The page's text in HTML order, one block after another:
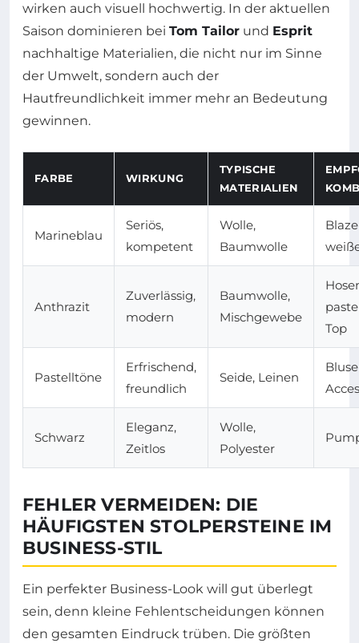
wirken auch visuell hochwertig. In der aktuellen
Saison dominieren bei Tom Tailor und Esprit
nachhaltige Materialien, die nicht nur im Sinne
der Umwelt, sondern auch der
Hautfreundlichkeit immer mehr an Bedeutung
gewinnen.
FARBE WIRKUNG
TYPISCHE
MATERIALIEN
Marineblau
Seriös,
kompetent
Wolle,
Baumwolle
Anthrazit
Zuverlässig,
modern
Baumwolle,
Mischgewebe
Top
Pastelltöne
Erfrischend,
freundlich
Seide, Leinen
Schwarz
Eleganz,
Zeitlos
Wolle,
Polyester
FEHLER VERMEIDEN: DIE
HÄUFIGSTEN STOLPERSTEINE IM
BUSINESS-STIL
Ein perfekter Business-Look will gut überlegt
sein, denn kleine Fehlentscheidungen können
den gesamten Eindruck trüben. Die größten